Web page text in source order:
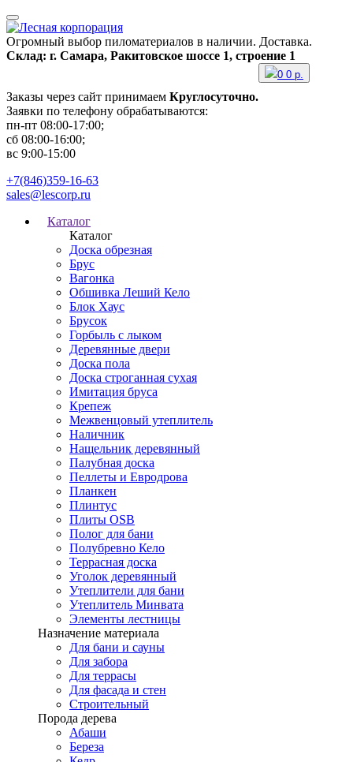
Огромный выбор пиломатериалов в наличии. Доставка.
Склад: г. Самара, Ракитовское шоссе 1, строение 1
Заказы через сайт принимаем Круглосуточно.
Заявки по телефону обрабатываются:
пн-пт 08:00-17:00;
сб 08:00-16:00;
вс 9:00-15:00
0 0 р.
+7(846)359-16-63
sales@lescorp.ru
Каталог
Каталог
Доска обрезная
Брус
Вагонка
Обшивка Леший Кело
Блок Хаус
Брусок
Горбыль с лыком
Деревянные двери
Доска пола
Доска строганная сухая
Имитация бруса
Крепеж
Межвенцовый утеплитель
Наличник
Нащельник деревянный
Палубная доска
Пеллеты и Евродрова
Планкен
Плинтус
Плиты OSB
Полог для бани
Полубревно Кело
Террасная доска
Уголок деревянный
Утеплители для бани
Утеплитель Минвата
Элементы лестницы
Назначение материала
Для бани и сауны
Для забора
Для террасы
Для фасада и стен
Строительный
Порода дерева
Абаши
Береза